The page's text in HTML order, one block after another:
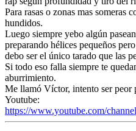
Para rasas o zonas mas someras
hundidos.
Luego siempre yebo algún
preparando hélices pequeños
debo ser el único tarado que las
Si todo eso falla siempre te
aburrimiento.
Me llamó Víctor, intento ser peor
Youtube:
https://www.youtube.com/